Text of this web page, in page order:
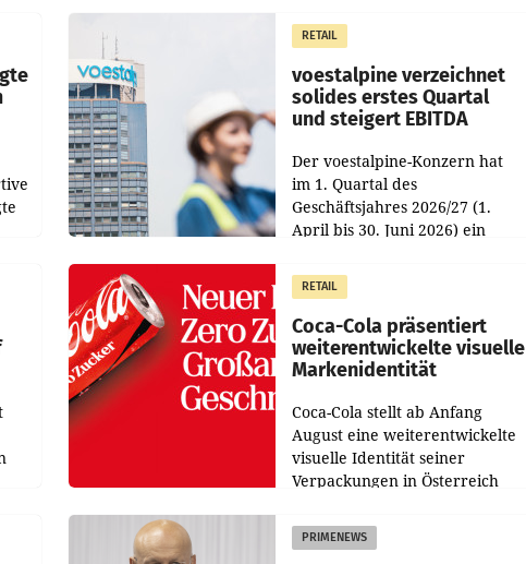
Besetzungen für die
Direktionen abgestimmt
werden.
RETAIL
voestalpine verzeichnet
solides erstes Quartal
und steigert EBITDA
Der voestalpine-Konzern hat
im 1. Quartal des
Geschäftsjahres 2026/27 (1.
April bis 30. Juni 2026) ein
Der Umsatz stieg im Vergleich
zur Vorjahresperiode
RETAIL
Coca-Cola präsentiert
weiterentwickelte visuelle
Markenidentität
Coca-Cola stellt ab Anfang
August eine weiterentwickelte
visuelle Identität seiner
Verpackungen in Österreich
Redesigns stehen zentrale
Gestaltungselemente
PRIMENEWS